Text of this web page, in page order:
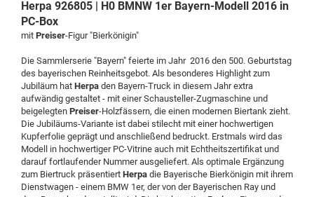
Herpa 926805 | H0 BMNW 1er Bayern-Modell 2016 in
PC-Box
mit Preiser-Figur "Bierkönigin"
Die Sammlerserie "Bayern" feierte im Jahr 2016 den 500. Geburtstag
des bayerischen Reinheitsgebot. Als besonderes Highlight zum
Jubiläum hat Herpa den Bayern-Truck in diesem Jahr extra
aufwändig gestaltet - mit einer Schausteller-Zugmaschine und
beigelegten Preiser-Holzfässern, die einen modernen Biertank zieht.
Die Jubiläums-Variante ist dabei stilecht mit einer hochwertigen
Kupferfolie geprägt und anschließend bedruckt. Erstmals wird das
Modell in hochwertiger PC-Vitrine auch mit Echtheitszertifikat und
darauf fortlaufender Nummer ausgeliefert. Als optimale Ergänzung
zum Biertruck präsentiert Herpa die Bayerische Bierkönigin mit ihrem
Dienstwagen - einem BMW 1er, der von der Bayerischen Ray und